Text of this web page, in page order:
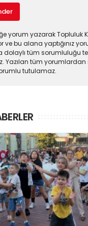
yorum yazarak Topluluk
ve bu alana yaptığınız
tüm sorumluluğu
Yazılan tüm yorumlardan
tutulamaz.